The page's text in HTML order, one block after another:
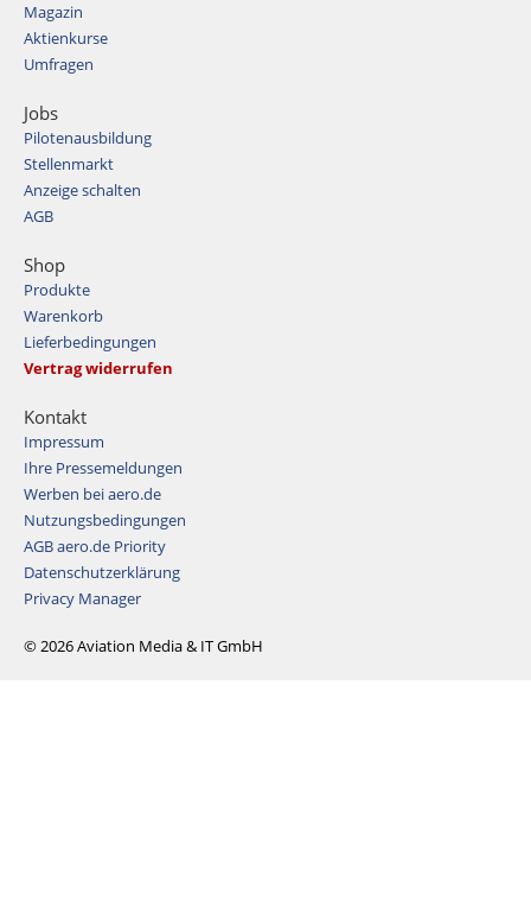
Magazin
Aktienkurse
Umfragen
Jobs
Pilotenausbildung
Stellenmarkt
Anzeige schalten
AGB
Shop
Produkte
Warenkorb
Lieferbedingungen
Vertrag widerrufen
Kontakt
Impressum
Ihre Pressemeldungen
Werben bei aero.de
Nutzungsbedingungen
AGB aero.de Priority
Datenschutzerklärung
Privacy Manager
© 2026 Aviation Media & IT GmbH